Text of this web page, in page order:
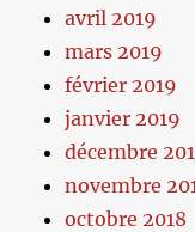
avril 2019
mars 2019
février 2019
janvier 2019
décembre
novembre
octobre 2018